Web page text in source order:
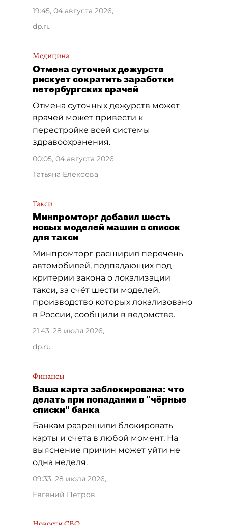
19:45, 04 августа 2026,
dp.ru
Медицина
Отмена суточных дежурств
рискует сократить заработки
петербургских врачей
Отмена суточных дежурств может
врачей может привести к
перестройке всей системы
здравоохранения.
00:05, 04 августа 2026,
Татьяна Елекоева
Такси
Минпромторг добавил шесть
новых моделей машин в список
для такси
Минпромторг расширил перечень
автомобилей, подпадающих под
критерии закона о локализации
такси, за счёт шести моделей,
производство которых локализовано
в России, сообщили в ведомстве.
21:43, 28 июля 2026,
dp.ru
Финансы
Ваша карта заблокирована: что
делать при попадании в "чёрные
списки" банка
Банкам разрешили блокировать
карты и счета в любой момент. На
выяснение причин может уйти не
одна неделя.
09:33, 28 июля 2026,
Евгений Петров